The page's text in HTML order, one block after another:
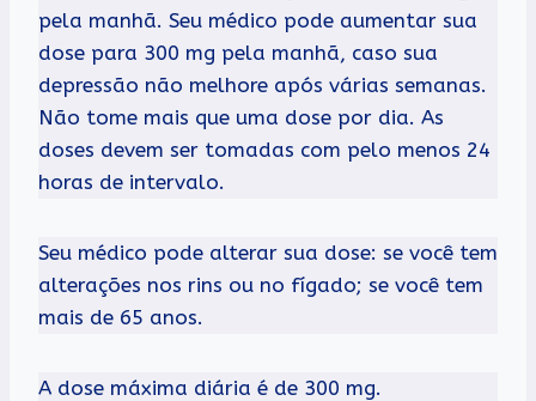
pela manhã. Seu médico pode aumentar sua
dose para 300 mg pela manhã, caso sua
depressão não melhore após várias semanas.
Não tome mais que uma dose por dia. As
doses devem ser tomadas com pelo menos 24
horas de intervalo.
Seu médico pode alterar sua dose: se você tem
alterações nos rins ou no fígado; se você tem
mais de 65 anos.
A dose máxima diária é de 300 mg.